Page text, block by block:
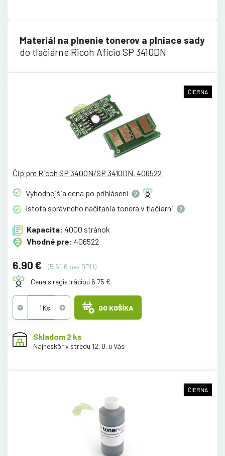
Materiál na plnenie tonerov a plniace sady
do tlačiarne Ricoh Aficio SP 3410DN
ČIERNA
Čip pre Ricoh SP 3400N/SP 3410DN, 406522
Výhodnejšia cena po prihlásení
Istota správneho načítania tonera v tlačiarni
Kapacita: 4000 stránok
Vhodné pre: 406522
6.90 €
(5.61 € bez DPH)
Cena s registráciou 6.75 €
DO KOŠÍKA
Skladom 2 ks
Najneskôr v stredu 12. 8. u Vás
ČIERNA